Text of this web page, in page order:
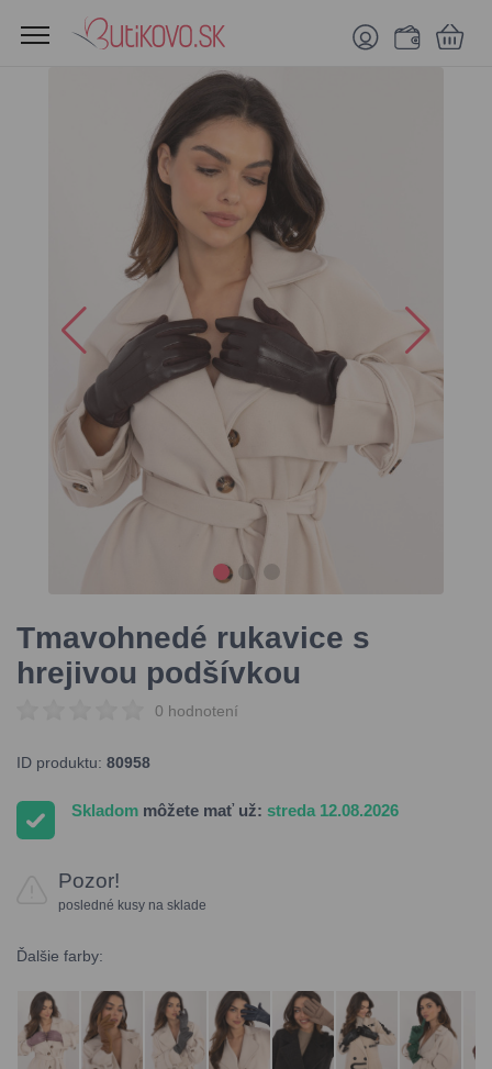
Tmavohnedé rukavice s
hrejivou podšívkou
0 hodnotení
ID produktu: 80958
Skladom môžete mať už: streda 12.08.2026
Pozor!
posledné kusy na sklade
Ďalšie farby: